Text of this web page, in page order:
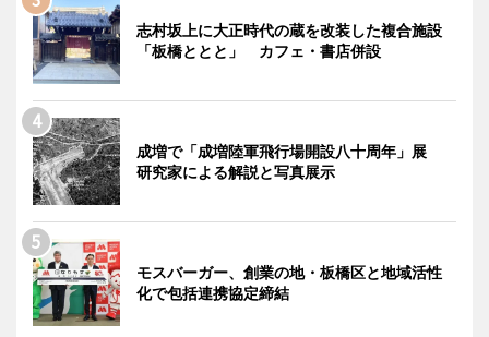
志村坂上に大正時代の蔵を改装した複合施設
「板橋ととと」 カフェ・書店併設
成増で「成増陸軍飛行場開設八十周年」展
研究家による解説と写真展示
モスバーガー、創業の地・板橋区と地域活性
化で包括連携協定締結